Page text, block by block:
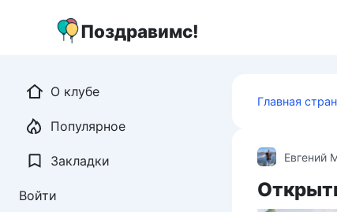
Поздравимс!
Главная
Евгений
О клубе
Популярное
Закладки
Войти